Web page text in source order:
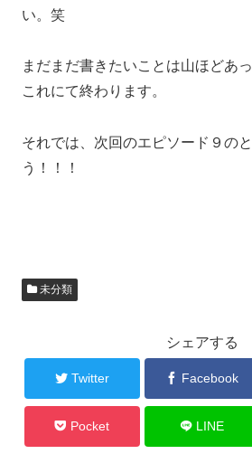
い。笑
まだまだ書きたいことは山ほどあ
これにて終わります。
それでは、次回のエピソード９の
う！！！
未分類
シェアする
Twitter Facebook
Pocket LINE